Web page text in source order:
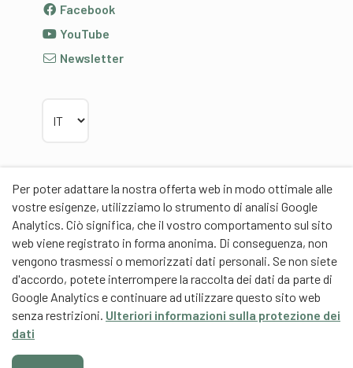
Per poter adattare la nostra offerta web in modo ottimale alle
vostre esigenze, utilizziamo lo strumento di analisi Google
Analytics. Ciò significa, che il vostro comportamento sul sito
web viene registrato in forma anonima. Di conseguenza, non
vengono trasmessi o memorizzati dati personali. Se non siete
d'accordo, potete interrompere la raccolta dei dati da parte di
Google Analytics e continuare ad utilizzare questo sito web
senza restrizioni. Ulteriori informazioni sulla protezione dei
dati
Facebook
YouTube
Newsletter
Partner
Partner di contenuti